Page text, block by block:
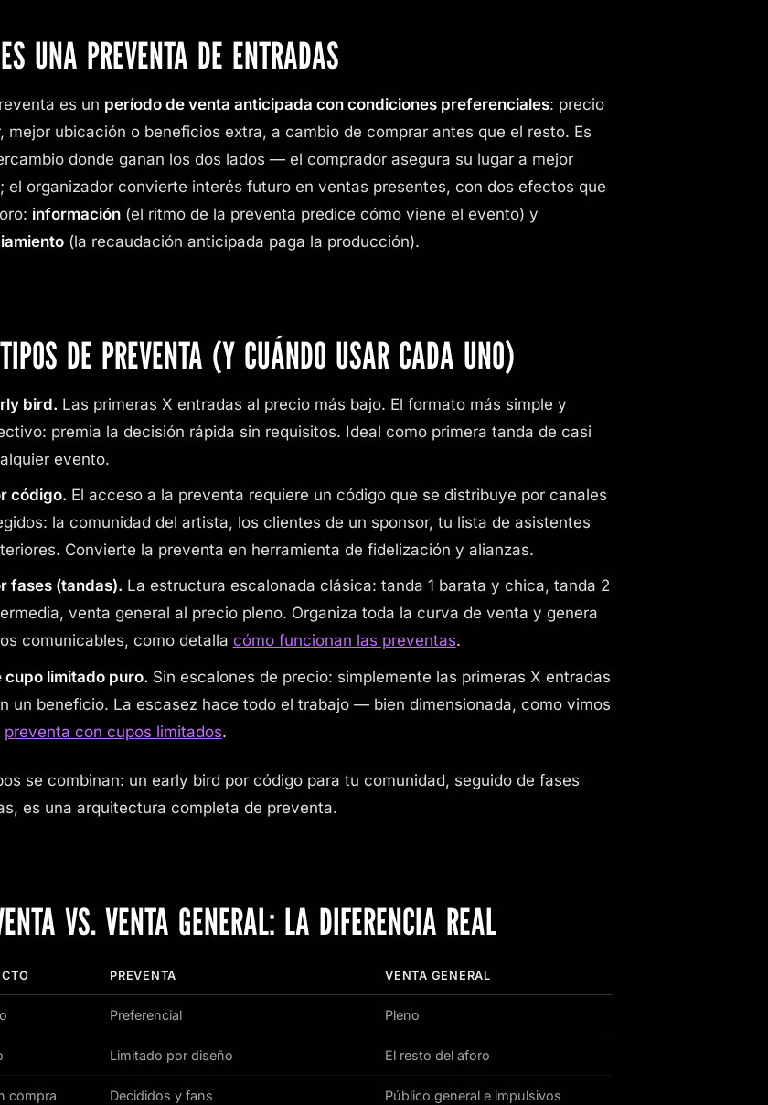
UNA PREVENTA DE ENTRADAS
es un período de venta anticipada con condiciones preferenciales: precio
mejor ubicación o beneficios extra, a cambio de comprar antes que el resto. Es
donde ganan los dos lados — el comprador asegura su lugar a mejor
el organizador convierte interés futuro en ventas presentes, con dos efectos que
información (el ritmo de la preventa predice cómo viene el evento) y
(la recaudación anticipada paga la producción).
DE PREVENTA (Y CUÁNDO USAR CADA UNO)
bird. Las primeras X entradas al precio más bajo. El formato más simple y
premia la decisión rápida sin requisitos. Ideal como primera tanda de casi
evento.
código. El acceso a la preventa requiere un código que se distribuye por canales
la comunidad del artista, los clientes de un sponsor, tu lista de asistentes
Convierte la preventa en herramienta de fidelización y alianzas.
fases (tandas). La estructura escalonada clásica: tanda 1 barata y chica, tanda 2
venta general al precio pleno. Organiza toda la curva de venta y genera
comunicables, como detalla cómo funcionan las preventas.
cupo limitado puro. Sin escalones de precio: simplemente las primeras X entradas
un beneficio. La escasez hace todo el trabajo — bien dimensionada, como vimos
preventa con cupos limitados.
se combinan: un early bird por código para tu comunidad, seguido de fases
es una arquitectura completa de preventa.
VS. VENTA GENERAL: LA DIFERENCIA REAL
PREVENTA VENTA GENERAL
Preferencial Pleno
Limitado por diseño El resto del aforo
compra Decididos y fans Público general e impulsivos